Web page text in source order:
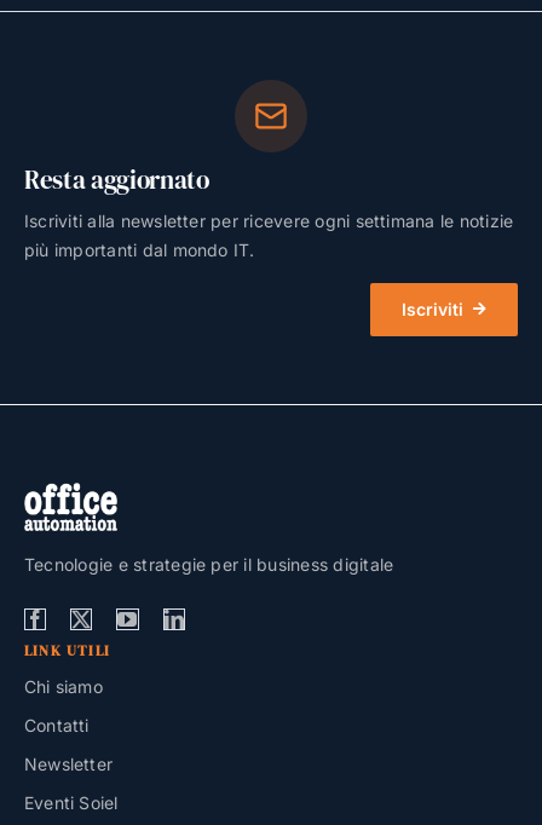
Resta aggiornato
Iscriviti alla newsletter per ricevere ogni settimana le notizie
più importanti dal mondo IT.
Iscriviti
Tecnologie e strategie per il business digitale
LINK UTILI
Chi siamo
Contatti
Newsletter
Eventi Soiel